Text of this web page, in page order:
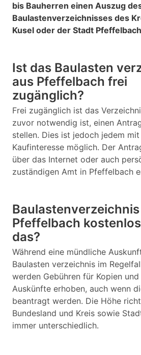
bis Bauherren einen Auszug
Baulastenverzeichnisses des
Kusel oder der Stadt
Ist das Baulasten
aus Pfeffelbach frei
zugänglich?
Frei zugänglich ist das
zuvor notwendig ist, einen
stellen. Dies ist jedoch jedem
Kaufinteresse möglich. Der
über das Internet oder auch
zuständigen Amt in Pfeffelbach
Baulastenverzeichnis
Pfeffelbach
das?
Während eine mündliche
Baulasten verzeichnis im
werden Gebühren für Kopien
Auskünfte erhoben, auch wenn
beantragt werden. Die Höhe
Bundesland und Kreis sowie
immer unterschiedlich.